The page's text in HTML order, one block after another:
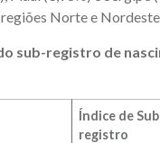
Norte e
sub-registro de
Índice de
registro